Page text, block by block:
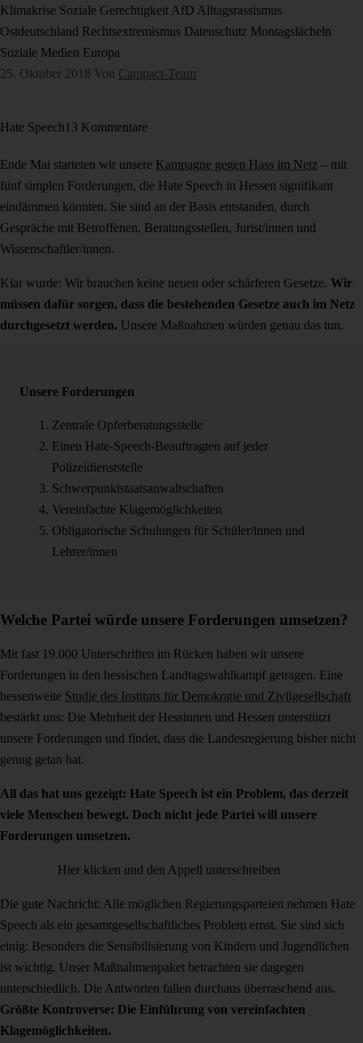
Klimakrise Soziale Gerechtigkeit AfD Alltagsrassismus
Ostdeutschland Rechtsextremismus Datenschutz Montagslächeln
Soziale Medien Europa
25. Oktober 2018 Von Campact-Team
Hate Speech13 Kommentare
Ende Mai starteten wir unsere Kampagne gegen Hass im Netz – mit
fünf simplen Forderungen, die Hate Speech in Hessen signifikant
eindämmen könnten. Sie sind an der Basis entstanden, durch
Gespräche mit Betroffenen, Beratungsstellen, Jurist/innen und
Wissenschaftler/innen.
Klar wurde: Wir brauchen keine neuen oder schärferen Gesetze. Wir
müssen dafür sorgen, dass die bestehenden Gesetze auch im Netz
durchgesetzt werden. Unsere Maßnahmen würden genau das tun.
Unsere Forderungen
Zentrale Opferberatungsstelle
Einen Hate-Speech-Beauftragten auf jeder
Polizeidienststelle
Schwerpunktstaatsanwaltschaften
Vereinfachte Klagemöglichkeiten
Obligatorische Schulungen für Schüler/innen und
Lehrer/innen
Welche Partei würde unsere Forderungen umsetzen?
Mit fast 19.000 Unterschriften im Rücken haben wir unsere
Forderungen in den hessischen Landtagswahlkampf getragen. Eine
hessenweite Studie des Instituts für Demokratie und Zivilgesellschaft
bestärkt uns: Die Mehrheit der Hessinnen und Hessen unterstützt
unsere Forderungen und findet, dass die Landesregierung bisher nicht
genug getan hat.
All das hat uns gezeigt: Hate Speech ist ein Problem, das derzeit
viele Menschen bewegt. Doch nicht jede Partei will unsere
Forderungen umsetzen.
Hier klicken und den Appell unterschreiben
Die gute Nachricht: Alle möglichen Regierungsparteien nehmen Hate
Speech als ein gesamtgesellschaftliches Problem ernst. Sie sind sich
einig: Besonders die Sensibilisierung von Kindern und Jugendlichen
ist wichtig. Unser Maßnahmenpaket betrachten sie dagegen
unterschiedlich. Die Antworten fallen durchaus überraschend aus.
Größte Kontroverse: Die Einführung von vereinfachten
Klagemöglichkeiten.